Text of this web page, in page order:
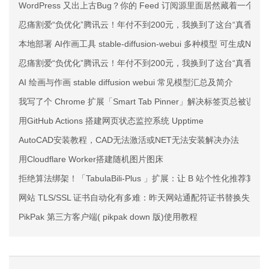
WordPress 又出上古Bug？你的 Feed 订阅源里面居然藏着一个博
忍痛割爱“负优化”腾讯云！年付不到200元，我换到了这台“真香”的
本地部署 AI作画工具 stable-diffusion-webui 多种模型 可生成NSFW
忍痛割爱“负优化”腾讯云！年付不到200元，我换到了这台“真香”的
AI 绘画与作画 stable diffusion webui 常见模型汇总及简介
我写了个 Chrome 扩展「Smart Tab Pinner」解决标签页总被误关
用GitHub Actions 搭建网页状态监控系统 Upptime
AutoCAD安装教程，CAD无法激活或NET无法安装解决办法
用Cloudflare Worker搭建随机图片图床
拒绝算法绑架！「TabulaBili-Plus 」扩展：让 B 站个性化推荐算法
网站 TLS/SSL 证书自动化有多难：昨天网站通配符证书替换失败
PikPak 第三方客户端( pikpak down 版)使用教程